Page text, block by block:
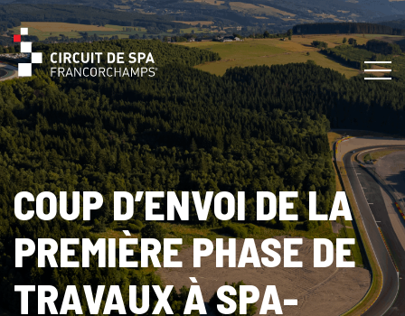
COUP D’ENVOI DE LA
PREMIÈRE PHASE DE
TRAVAUX À SPA-